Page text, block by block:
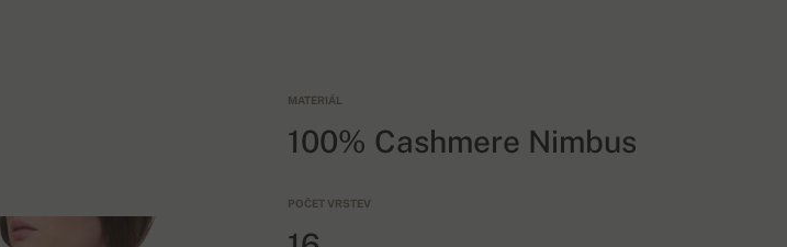
MATERIÁL
100% Cashmere Nimbus
POČET VRSTEV